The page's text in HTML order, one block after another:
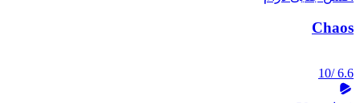
Chaos
6.6
/10